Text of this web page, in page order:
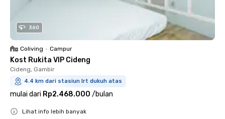
360
Coliving • Campur
Kost Rukita VIP Cideng
Cideng, Gambir
4.4 km dari stasiun lrt dukuh atas
mulai dari Rp2.468.000 /bulan
Lihat info lebih banyak